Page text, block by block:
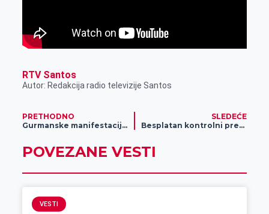
RTV Santos
Autor: Redakcija radio televizije Santos
PRETHODNO
Gurmanske manifestacije privukle veliki broj turista
SLEDEĆE
Besplatan kontrolni pregled u „AC Optima Tehnički pregled“
POVEZANE VESTI
VESTI